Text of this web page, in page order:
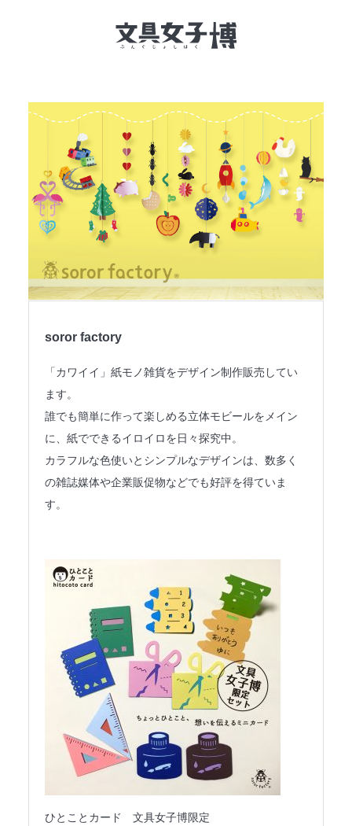
文具女子博とは
イベント一覧
NEWS
文具女子アワード
アイデアコンペ
レポート
法人のみなさまへ
soror factory
「カワイイ」紙モノ雑貨をデザイン制作販売してい
ます。
誰でも簡単に作って楽しめる立体モビールをメイン
に、紙でできるイロイロを日々探究中。
カラフルな色使いとシンプルなデザインは、数多く
の雑誌媒体や企業販促物などでも好評を得ていま
す。
ひとことカード 文具女子博限定